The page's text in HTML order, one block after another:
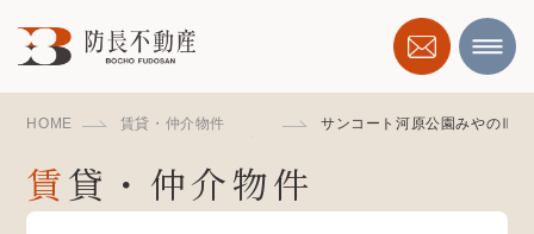
HOME 賃貸・仲介物件 サンコート河原公園みやのⅢ
賃貸・仲介物件